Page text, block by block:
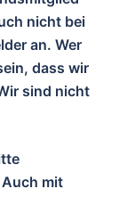
nicht bei
an. Wer
dass wir
sind nicht
mit